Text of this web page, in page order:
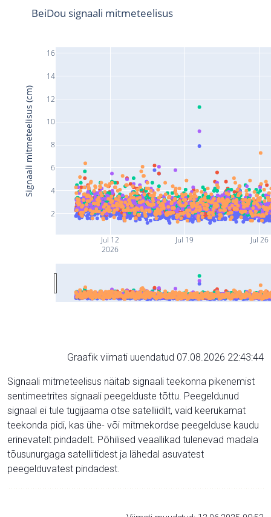
Jul 12
2026
Jul 19 Jul 26
2
4
6
8
10
12
14
16
BeiDou signaali mitmeteelisus
Signaali mitmeteelisus (cm)
Graafik viimati uuendatud 07.08.2026 22:43:44
Signaali mitmeteelisus näitab signaali teekonna pikenemist
sentimeetrites signaali peegelduste tõttu. Peegeldunud
signaal ei tule tugijaama otse satelliidilt, vaid keerukamat
teekonda pidi, kas ühe- või mitmekordse peegelduse kaudu
erinevatelt pindadelt. Põhilised veaallikad tulenevad madala
tõusunurgaga satelliitidest ja lähedal asuvatest
peegelduvatest pindadest.